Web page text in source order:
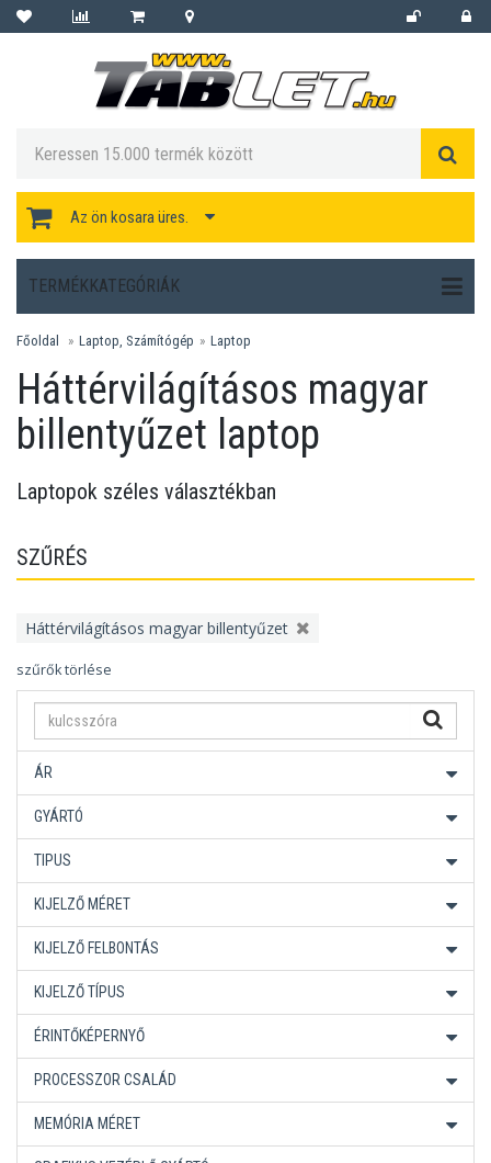
Az ön kosara üres.
TERMÉKKATEGÓRIÁK
Főoldal Laptop, Számítógép Laptop
Háttérvilágításos magyar
billentyűzet laptop
Laptopok széles választékban
SZŰRÉS
Háttérvilágításos magyar billentyűzet
szűrők törlése
ÁR
GYÁRTÓ
TIPUS
KIJELZŐ MÉRET
KIJELZŐ FELBONTÁS
KIJELZŐ TÍPUS
ÉRINTŐKÉPERNYŐ
PROCESSZOR CSALÁD
MEMÓRIA MÉRET